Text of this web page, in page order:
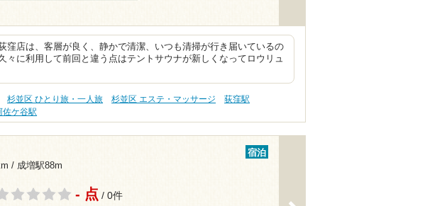
窪店は、客層が良く、静かで清潔、いつも清掃が行き届いているの
々に利用して前回と違う点はテントサウナが新しくなってロウリュ
杉並区 ひとり旅・一人旅 杉並区 エステ・マッサージ
荻窪駅
佐ケ谷駅
/ 成増駅88m
宿泊
- 点 / 0件